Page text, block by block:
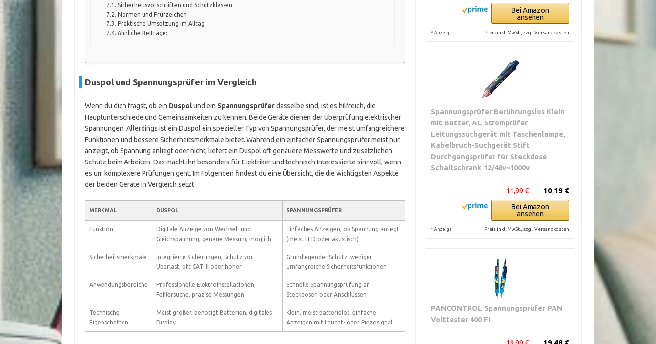
Sicherheitsvorschriften und Schutzklassen
Normen und Prüfzeichen
Praktische Umsetzung im Alltag
Ähnliche Beiträge:
Duspol und Spannungsprüfer im Vergleich
Wenn du dich fragst, ob ein Duspolund ein Spannungsprüferdasselbe sind, ist es hilfreich, die
Hauptunterschiede und Gemeinsamkeiten zu kennen. Beide Geräte dienen der Überprüfung elektrischer
Spannungen. Allerdings ist ein Duspol ein spezieller Typ von Spannungsprüfer, der meist umfangreichere
Funktionen und bessere Sicherheitsmerkmale bietet. Während ein einfacher Spannungsprüfer meist nur
anzeigt, ob Spannung anliegt oder nicht, liefert ein Duspol oft genauere Messwerte und zusätzlichen
Schutz beim Arbeiten. Das macht ihn besonders für Elektriker und technisch Interessierte sinnvoll, wenn
es um komplexere Prüfungen geht. Im Folgenden findest du eine Übersicht, die die wichtigsten Aspekte
der beiden Geräte in Vergleich setzt.
MERKMAL DUSPOL SPANNUNGSPRÜFER
Funktion
Digitale Anzeige von Wechsel- und
Gleichspannung, genaue Messung möglich
Einfaches Anzeigen, ob Spannung anliegt
(meist LED oder akustisch)
Sicherheitsmerkmale
Integrierte Sicherungen, Schutz vor
Überlast, oft CAT III oder höher
Grundlegender Schutz, weniger
umfangreiche Sicherheitsfunktionen
Anwendungsbereiche
Professionelle Elektroinstallationen,
Fehlersuche, präzise Messungen
Schnelle Spannungsprüfung an
Steckdosen oder Anschlüssen
Technische
Eigenschaften
Meist größer, benötigt Batterien, digitales
Display
Klein, meist batterielos, einfache
Anzeigen mit Leucht- oder Piezosignal
Bei Amazon
ansehen
* Anzeige Preis inkl. MwSt., zzgl. Versandkosten
Spannungsprüfer Berührungslos Klein
mit Buzzer, AC Stromprüfer
Leitungssuchgerät mit Taschenlampe,
Kabelbruch-Suchgerät Stift
Durchgangsprüfer für Steckdose
Schaltschrank 12/48v~1000v
10,19 €
11,99 €
Bei Amazon
ansehen
* Anzeige Preis inkl. MwSt., zzgl. Versandkosten
PANCONTROL Spannungsprüfer PAN
Volttester 400 FI
19,48 €
19,99 €